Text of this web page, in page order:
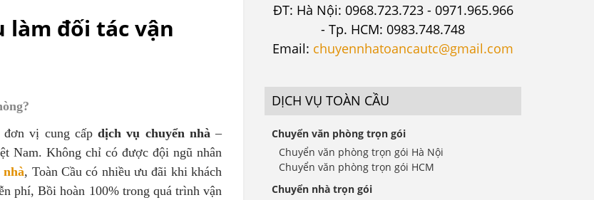
làm đối tác vận
đơn vị cung cấpdịch vụ chuyển nhà–
Nam. Không chỉ có được đội ngũ nhân
nhà, Toàn Cầu có nhiều ưu đãi khi khách
phí, Bồi hoàn 100% trong quá trình vận
ĐT: Hà Nội: 0968.723.723 - 0971.965.966
- Tp. HCM: 0983.748.748
Email: chuyennhatoancautc@gmail.com
DỊCH VỤ TOÀN CẦU
Chuyển văn phòng trọn gói
Chuyển văn phòng trọn gói Hà Nội
Chuyển văn phòng trọn gói HCM
Chuyển nhà trọn gói